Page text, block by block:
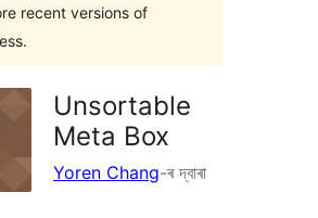
recent versions of
Unsortable
Meta Box
Yoren Chang-ৰ দ্বাৰা